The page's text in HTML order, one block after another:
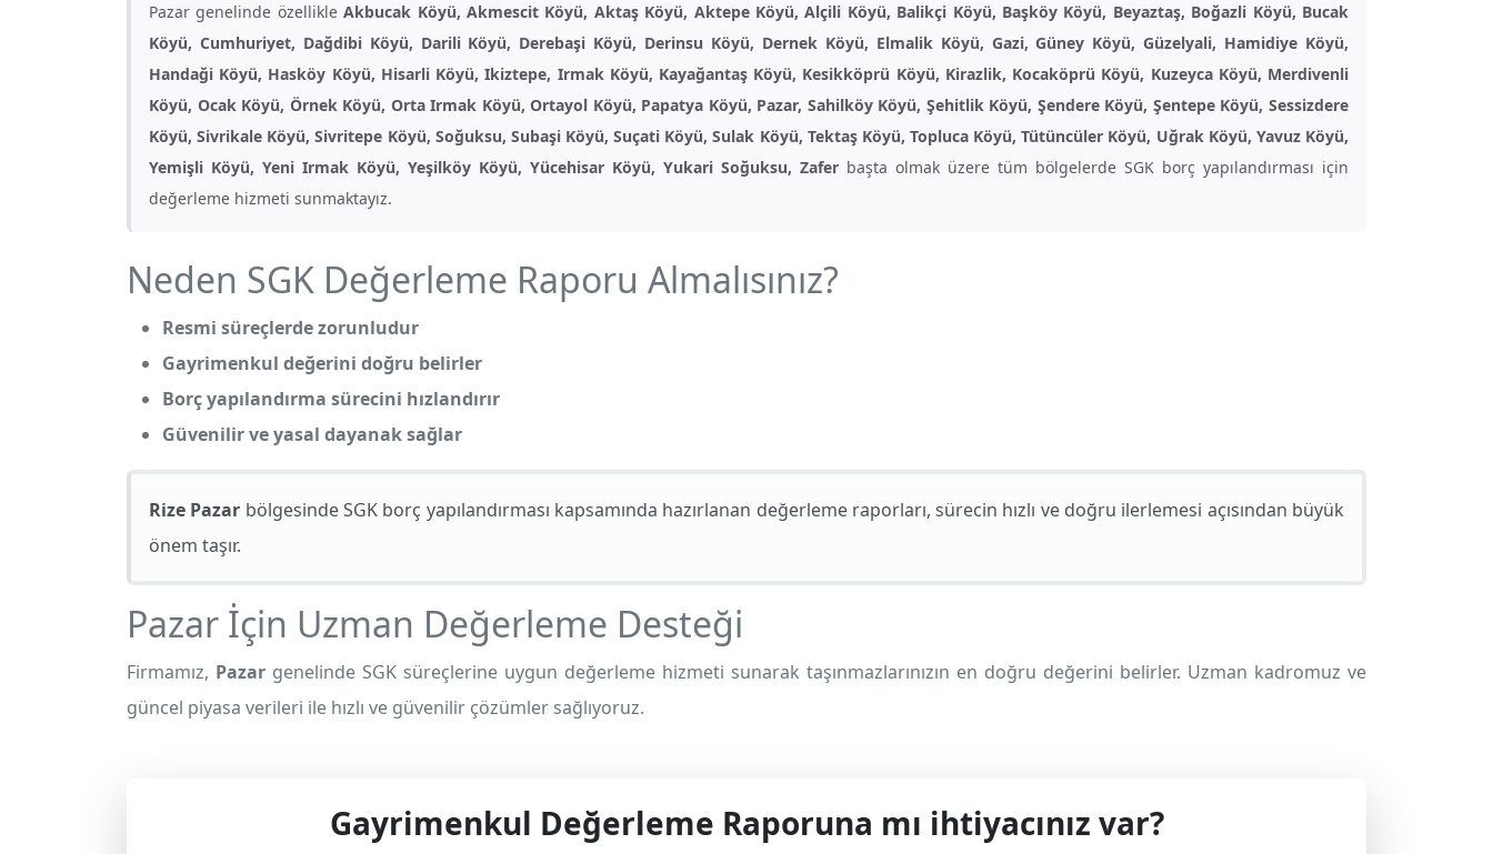
Pazar genelinde özellikleAkbucak Köyü, Akmescit Köyü, Aktaş Köyü, Aktepe Köyü, Alçili Köyü, Balikçi Köyü, Başköy Köyü, Beyaztaş, Boğazli Köyü, Bucak
Köyü, Cumhuriyet, Dağdibi Köyü, Darili Köyü, Derebaşi Köyü, Derinsu Köyü, Dernek Köyü, Elmalik Köyü, Gazi, Güney Köyü, Güzelyali, Hamidiye Köyü,
Handaği Köyü, Hasköy Köyü, Hisarli Köyü, Ikiztepe, Irmak Köyü, Kayağantaş Köyü, Kesikköprü Köyü, Kirazlik, Kocaköprü Köyü, Kuzeyca Köyü, Merdivenli
Köyü, Ocak Köyü, Örnek Köyü, Orta Irmak Köyü, Ortayol Köyü, Papatya Köyü, Pazar, Sahilköy Köyü, Şehitlik Köyü, Şendere Köyü, Şentepe Köyü, Sessizdere
Köyü, Sivrikale Köyü, Sivritepe Köyü, Soğuksu, Subaşi Köyü, Suçati Köyü, Sulak Köyü, Tektaş Köyü, Topluca Köyü, Tütüncüler Köyü, Uğrak Köyü, Yavuz Köyü,
Yemişli Köyü, Yeni Irmak Köyü, Yeşilköy Köyü, Yücehisar Köyü, Yukari Soğuksu, Zafer başta olmak üzere tüm bölgelerde SGK borç yapılandırması için
değerleme hizmeti sunmaktayız.
Neden SGK Değerleme Raporu Almalısınız?
Resmi süreçlerde zorunludur
Gayrimenkul değerini doğru belirler
Borç yapılandırma sürecini hızlandırır
Güvenilir ve yasal dayanak sağlar
Rize Pazar bölgesinde SGK borç yapılandırması kapsamında hazırlanan değerleme raporları, sürecin hızlı ve doğru ilerlemesi açısından büyük
önem taşır.
Pazar İçin Uzman Değerleme Desteği
Firmamız, Pazar genelinde SGK süreçlerine uygun değerleme hizmeti sunarak taşınmazlarınızın en doğru değerini belirler. Uzman kadromuz ve
güncel piyasa verileri ile hızlı ve güvenilir çözümler sağlıyoruz.
Gayrimenkul Değerleme Raporuna mı ihtiyacınız var?